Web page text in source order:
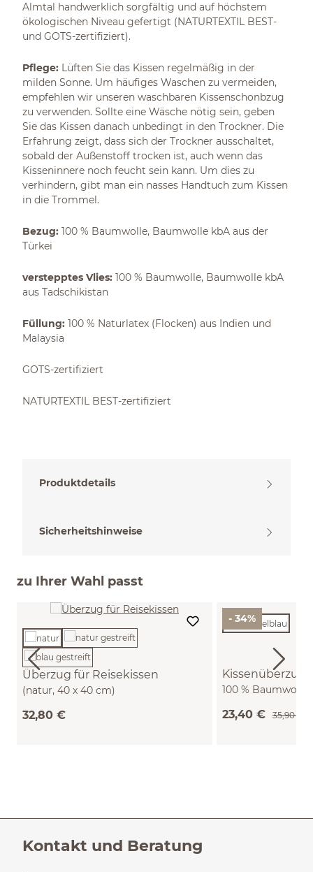
Almtal handwerklich sorgfältig und auf höchstem
ökologischen Niveau gefertigt (NATURTEXTIL BEST-
und GOTS-zertifiziert).
Pflege: Lüften Sie das Kissen regelmäßig in der
milden Sonne. Um häufiges Waschen zu vermeiden,
empfehlen wir unseren waschbaren Kissenschonbzug
zu verwenden. Sollte eine Wäsche nötig sein, geben
Sie das Kissen danach unbedingt in den Trockner. Die
Erfahrung zeigt, dass sich der Trockner ausschaltet,
sobald der Außenstoff trocken ist, auch wenn das
Kisseninnere noch feucht sein kann. Um dies zu
verhindern, gibt man ein nasses Handtuch zum Kissen
in die Trommel.
Bezug: 100 % Baumwolle, Baumwolle kbA aus der
Türkei
verstepptes Vlies: 100 % Baumwolle, Baumwolle kbA
aus Tadschikistan
Füllung: 100 % Naturlatex (Flocken) aus Indien und
Malaysia
GOTS-zertifiziert
NATURTEXTIL BEST-zertifiziert
Produktdetails
Sicherheitshinweise
zu Ihrer Wahl passt
Überzug für Reisekissen
(natur, 40 x 40 cm)
32,80 €
- 34%
Kissenüberzug
100 % Baumwolle,
23,40 € 35,90 €
Kontakt und Beratung